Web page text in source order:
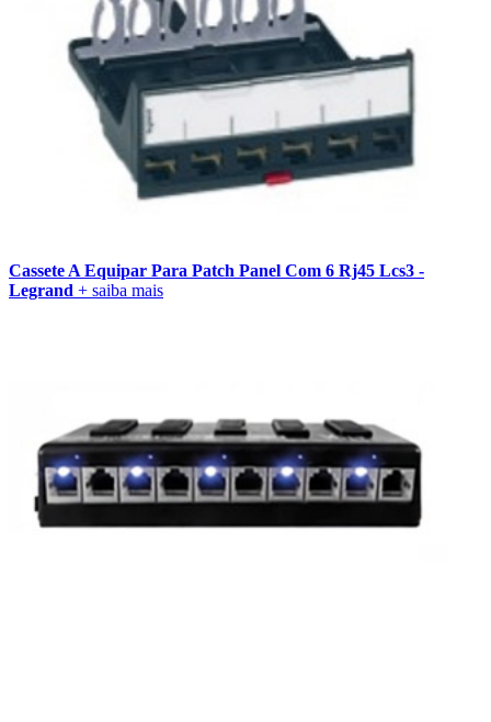
Cassete A Equipar Para Patch Panel Com 6 Rj45 Lcs3 -
Legrand + saiba mais